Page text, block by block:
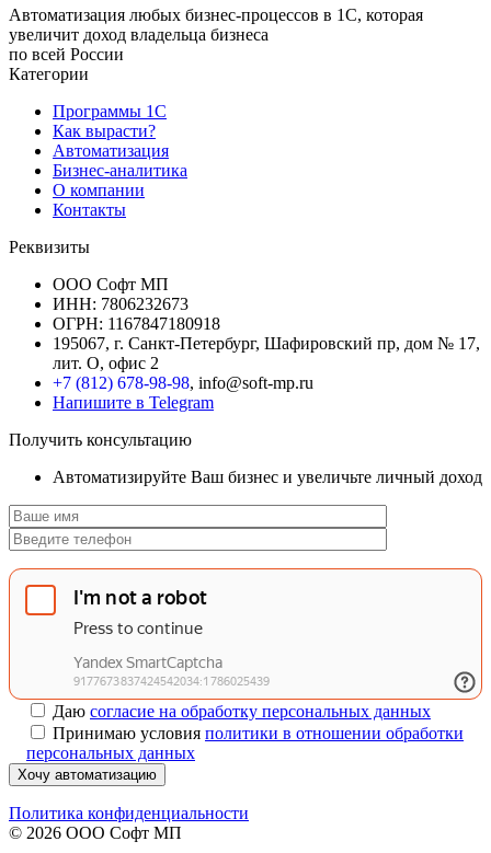
Автоматизация любых бизнес-процессов в 1С, которая
увеличит доход владельца бизнеса
по всей России
Категории
Программы 1С
Как вырасти?
Автоматизация
Бизнес-аналитика
О компании
Контакты
Реквизиты
ООО Софт МП
ИНН: 7806232673
ОГРН: 1167847180918
195067, г. Санкт-Петербург, Шафировский пр, дом № 17,
лит. О, офис 2
+7 (812) 678-98-98, info@soft-mp.ru
Напишите в Telegram
Получить консультацию
Автоматизируйте Ваш бизнес и увеличьте личный доход
Даю согласие на обработку персональных данных
Принимаю условия политики в отношении обработки
персональных данных
Хочу автоматизацию
Политика конфиденциальности
© 2026 ООО Софт МП